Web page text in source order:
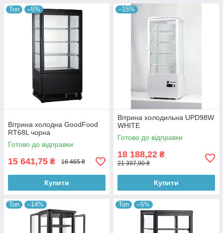
Топ –5%
Вітрина холодна GoodFood
RT68L чорна
Готово до відправки
15 641,75 ₴ 16 465 ₴
Купити
–15%
Вітрина холодильна UPD98W
WHITE
Готово до відправки
18 188,22 ₴
21 397,90 ₴
Купити
Топ –14% Топ –5%